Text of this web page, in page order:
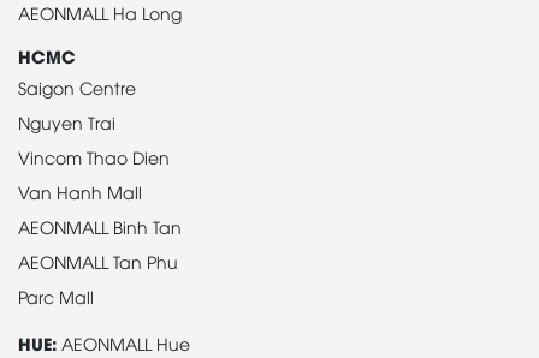
AEONMALL Ha Long
HCMC
Saigon Centre
Nguyen Trai
Vincom Thao Dien
Van Hanh Mall
AEONMALL Binh Tan
AEONMALL Tan Phu
Parc Mall
HUE: AEONMALL Hue